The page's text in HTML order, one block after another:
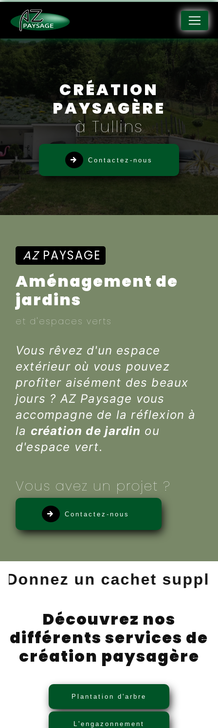
CRÉATION
PAYSAGÈRE
à Tullins
Contactez-nous
AZPAYSAGE
Aménagement de
jardins
et d'espaces verts
Vous rêvez d'un espace
extérieur où vous pouvez
profiter aisément des beaux
jours ? AZ Paysage vous
accompagne de la réflexion à
la création de jardin ou
d'espace vert.
Vous avez un projet ?
Contactez-nous
un cachet
Découvrez nos
différents services de
création paysagère
Plantation d'arbre
L'engazonnement